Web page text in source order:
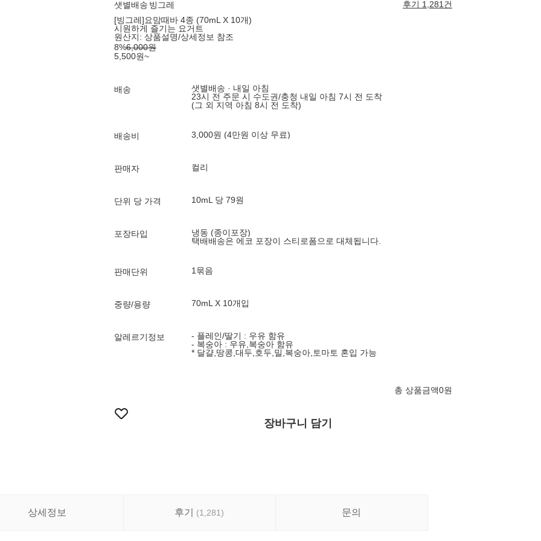
샛별배송 빙그레
후기 1,281건
[빙그레]요맘때바 4종 (70mL X 10개)
시원하게 즐기는 요거트
원산지: 상품설명/상세정보 참조
8%6,000원
5,500원~
배송
샛별배송 · 내일 아침
23시 전 주문 시 수도권/충청 내일 아침 7시 전 도착
(그 외 지역 아침 8시 전 도착)
배송비 3,000원 (4만원 이상 무료)
판매자 컬리
단위 당 가격 10mL 당 79원
포장타입
냉동 (종이포장)
택배배송은 에코 포장이 스티로폼으로 대체됩니다.
판매단위 1묶음
중량/용량 70mL X 10개입
알레르기정보
- 플레인/딸기 : 우유 함유
- 복숭아 : 우유,복숭아 함유
* 달걀,땅콩,대두,호두,밀,복숭아,토마토 혼입 가능
총 상품금액0원
장바구니 담기
상세정보 후기 (1,281) 문의